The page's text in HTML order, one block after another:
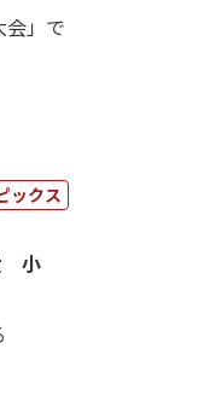
会」で
ックス
小